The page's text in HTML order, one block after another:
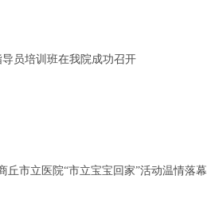
员培训班在我院成功召开
丘市立医院“市立宝宝回家”活动温情落幕